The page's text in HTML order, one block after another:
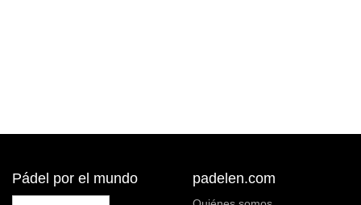
Pádel por el mundo padelen.com